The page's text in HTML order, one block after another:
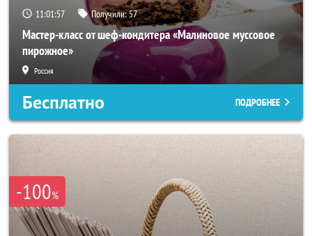
11:01:54 Получили:57
Мастер-класс от шеф-кондитера «Малиновое муссовое
пирожное»
Россия
Бесплатно ПОДРОБНЕЕ
-100%